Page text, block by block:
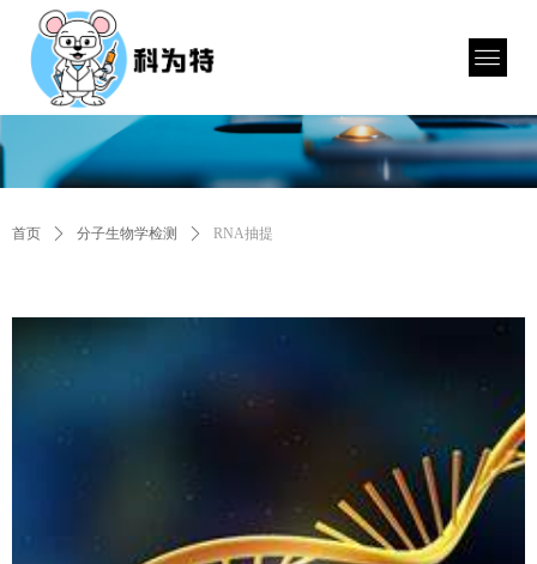
首页 ꄲ 分子生物学检测 ꄲ RNA抽提